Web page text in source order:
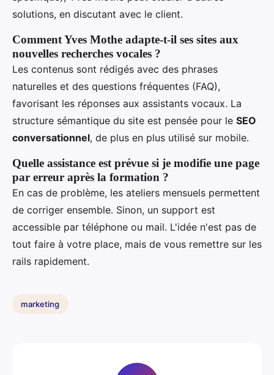
solutions, en discutant avec le client.
Comment Yves Mothe adapte-t-il ses sites aux
nouvelles recherches vocales ?
Les contenus sont rédigés avec des phrases
naturelles et des questions fréquentes (FAQ),
favorisant les réponses aux assistants vocaux. La
structure sémantique du site est pensée pour le SEO
conversationnel, de plus en plus utilisé sur mobile.
Quelle assistance est prévue si je modifie une page
par erreur après la formation ?
En cas de problème, les ateliers mensuels permettent
de corriger ensemble. Sinon, un support est
accessible par téléphone ou mail. L'idée n'est pas de
tout faire à votre place, mais de vous remettre sur les
rails rapidement.
marketing